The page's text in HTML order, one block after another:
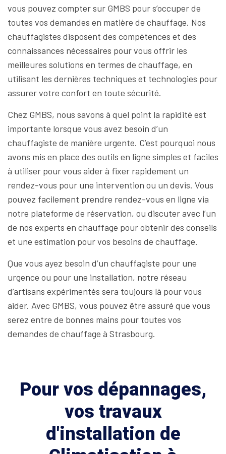
vous pouvez compter sur GMBS pour s’occuper de
toutes vos demandes en matière de chauffage. Nos
chauffagistes disposent des compétences et des
connaissances nécessaires pour vous offrir les
meilleures solutions en termes de chauffage, en
utilisant les dernières techniques et technologies pour
assurer votre confort en toute sécurité.
Chez GMBS, nous savons à quel point la rapidité est
importante lorsque vous avez besoin d’un
chauffagiste de manière urgente. C’est pourquoi nous
avons mis en place des outils en ligne simples et faciles
à utiliser pour vous aider à fixer rapidement un
rendez-vous pour une intervention ou un devis. Vous
pouvez facilement prendre rendez-vous en ligne via
notre plateforme de réservation, ou discuter avec l’un
de nos experts en chauffage pour obtenir des conseils
et une estimation pour vos besoins de chauffage.
Que vous ayez besoin d’un chauffagiste pour une
urgence ou pour une installation, notre réseau
d’artisans expérimentés sera toujours là pour vous
aider. Avec GMBS, vous pouvez être assuré que vous
serez entre de bonnes mains pour toutes vos
demandes de chauffage à Strasbourg.
Pour vos dépannages,
vos travaux
d'installation de